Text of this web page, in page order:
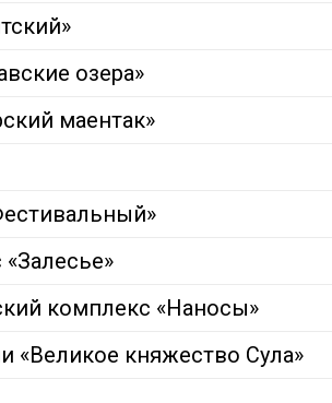
озера»
маентак»
комплекс «Наносы»
«Великое княжество Сула»